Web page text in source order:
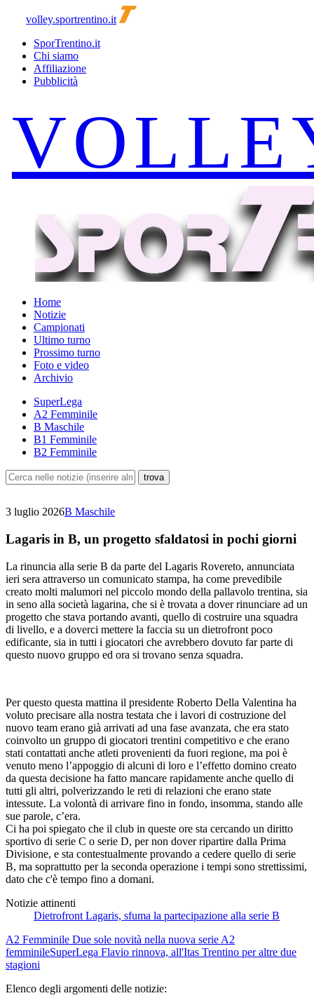
volley.sportrentino.it
SporTrentino.it
Chi siamo
Affiliazione
Pubblicità
Home
Notizie
Campionati
Ultimo turno
Prossimo turno
Foto e video
Archivio
SuperLega
A2 Femminile
B Maschile
B1 Femminile
B2 Femminile
3 luglio 2026B Maschile
Lagaris in B, un progetto sfaldatosi in pochi giorni
La rinuncia alla serie B da parte del Lagaris Rovereto, annunciata
ieri sera attraverso un comunicato stampa, ha come prevedibile
creato molti malumori nel piccolo mondo della pallavolo trentina, sia
in seno alla società lagarina, che si è trovata a dover rinunciare ad un
progetto che stava portando avanti, quello di costruire una squadra
di livello, e a doverci mettere la faccia su un dietrofront poco
edificante, sia in tutti i giocatori che avrebbero dovuto far parte di
questo nuovo gruppo ed ora si trovano senza squadra.
Per questo questa mattina il presidente Roberto Della Valentina ha
voluto precisare alla nostra testata che i lavori di costruzione del
nuovo team erano già arrivati ad una fase avanzata, che era stato
coinvolto un gruppo di giocatori trentini competitivo e che erano
stati contattati anche atleti provenienti da fuori regione, ma poi è
venuto meno l’appoggio di alcuni di loro e l’effetto domino creato
da questa decisione ha fatto mancare rapidamente anche quello di
tutti gli altri, polverizzando le reti di relazioni che erano state
intessute. La volontà di arrivare fino in fondo, insomma, stando alle
sue parole, c’era.
Ci ha poi spiegato che il club in queste ore sta cercando un diritto
sportivo di serie C o serie D, per non dover ripartire dalla Prima
Divisione, e sta contestualmente provando a cedere quello di serie
B, ma soprattutto per la seconda operazione i tempi sono strettissimi,
dato che c'è tempo fino a domani.
Notizie attinenti
Dietrofront Lagaris, sfuma la partecipazione alla serie B
A2 Femminile Due sole novità nella nuova serie A2
femminileSuperLega Flavio rinnova, all'Itas Trentino per altre due
stagioni
Elenco degli argomenti delle notizie: